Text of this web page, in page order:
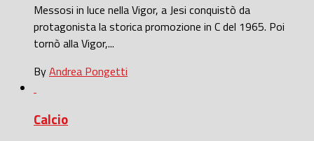
Messosi in luce nella Vigor, a Jesi conquistò da
protagonista la storica promozione in C del 1965. Poi
tornò alla Vigor,...
ByAndrea Pongetti
Calcio